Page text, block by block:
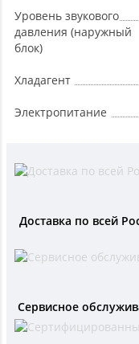
Уровень звукового
давления (наружный
блок)
Хладагент
Электропитание
Доставка по всей
Сервисное